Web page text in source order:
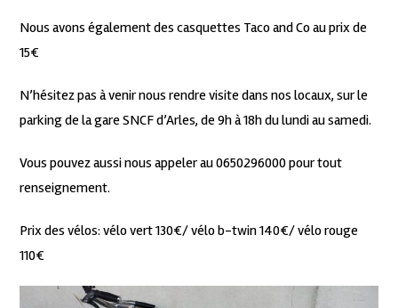
Nous avons également des casquettes Taco and Co au prix de
15€
N’hésitez pas à venir nous rendre visite dans nos locaux, sur le
parking de la gare SNCF d’Arles, de 9h à 18h du lundi au samedi.
Vous pouvez aussi nous appeler au 0650296000 pour tout
renseignement.
Prix des vélos: vélo vert 130€/ vélo b-twin 140€/ vélo rouge
110€